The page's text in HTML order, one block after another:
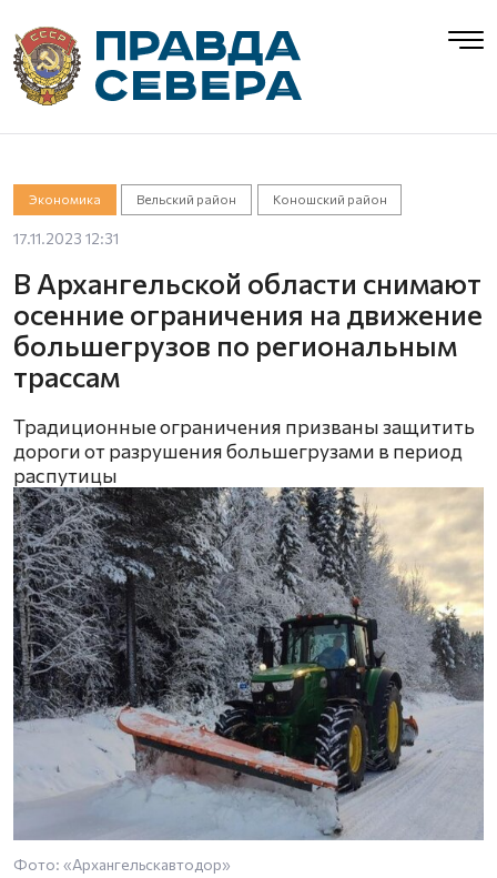
Экономика Вельский район Коношский район
17.11.2023 12:31
В Архангельской области снимают
осенние ограничения на движение
большегрузов по региональным
трассам
Традиционные ограничения призваны защитить
дороги от разрушения большегрузами в период
распутицы
Фото: «Архангельскавтодор»